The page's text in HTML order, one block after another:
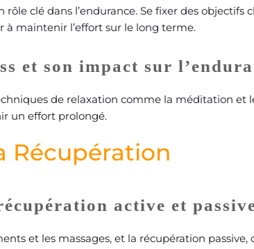
clé dans l’endurance. Se fixer des objectifs
maintenir l’effort sur le long terme.
et son impact sur
de relaxation comme la méditation et
un effort prolongé.
Récupération
active et
et les massages, et la récupération passive,